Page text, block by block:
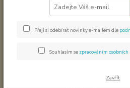
Koření od Samuela podle způsobu
Bylinkové máslo
Přeji si odebírat novinky e-mailem dle
Souhlasím se zpracováním osobních
Zavřít